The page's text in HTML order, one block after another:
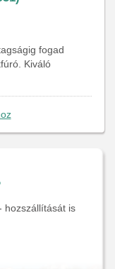
fogad
Kiváló
hozszállítását is